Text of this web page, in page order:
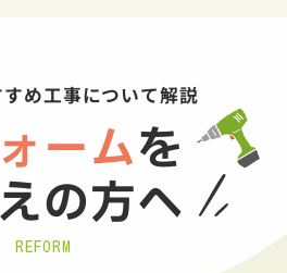
め工事について解説
ームを
の方へ
REFORM